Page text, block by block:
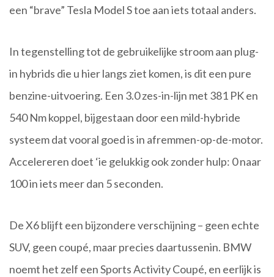
een “brave” Tesla Model S toe aan iets totaal anders.
In tegenstelling tot de gebruikelijke stroom aan plug-
in hybrids die u hier langs ziet komen, is dit een pure
benzine-uitvoering. Een 3.0 zes-in-lijn met 381 PK en
540 Nm koppel, bijgestaan door een mild-hybride
systeem dat vooral goed is in afremmen-op-de-motor.
Accelereren doet ‘ie gelukkig ook zonder hulp: 0 naar
100 in iets meer dan 5 seconden.
De X6 blijft een bijzondere verschijning – geen echte
SUV, geen coupé, maar precies daartussenin. BMW
noemt het zelf een Sports Activity Coupé, en eerlijk is